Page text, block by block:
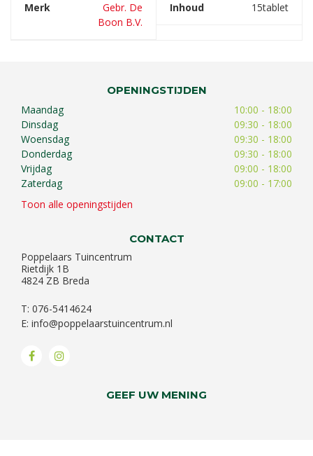
Merk
Gebr. De
Boon B.V.
Inhoud 15tablet
OPENINGSTIJDEN
Maandag
10:00 - 18:00
Dinsdag
09:30 - 18:00
Woensdag
09:30 - 18:00
Donderdag
09:30 - 18:00
Vrijdag
09:00 - 18:00
Zaterdag
09:00 - 17:00
Toon alle openingstijden
CONTACT
Poppelaars Tuincentrum
Rietdijk 1B
4824 ZB Breda
T: 076-5414624
E: info@poppelaarstuincentrum.nl
GEEF UW MENING